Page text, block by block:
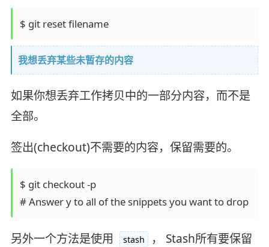
$ git reset filename
我想丢弃某些未暂存的内容
如果你想丢弃工作拷贝中的一部分内容，而不是
全部。
签出(checkout)不需要的内容，保留需要的。
$ git checkout -p
# Answer y to all of the snippets you want to drop
另外一个方法是使用 stash
， Stash所有要保留